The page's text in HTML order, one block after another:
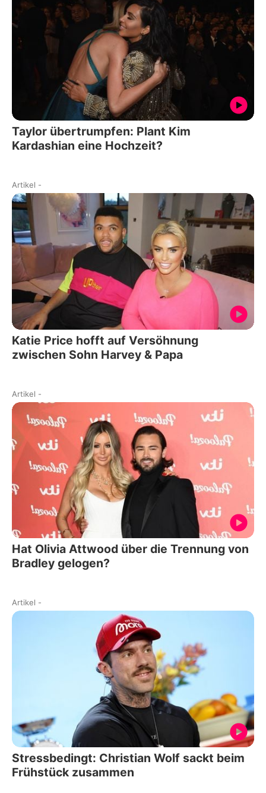
Taylor übertrumpfen: Plant Kim
Kardashian eine Hochzeit?
Artikel -
Katie Price hofft auf Versöhnung
zwischen Sohn Harvey & Papa
Artikel -
Hat Olivia Attwood über die Trennung von
Bradley gelogen?
Artikel -
Stressbedingt: Christian Wolf sackt beim
Frühstück zusammen